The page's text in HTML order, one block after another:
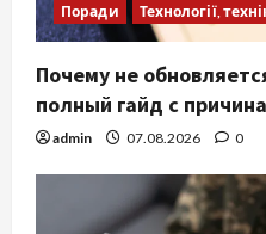
Поради Технології,
Почему не
полный гайд с
admin 07.08.2026 0